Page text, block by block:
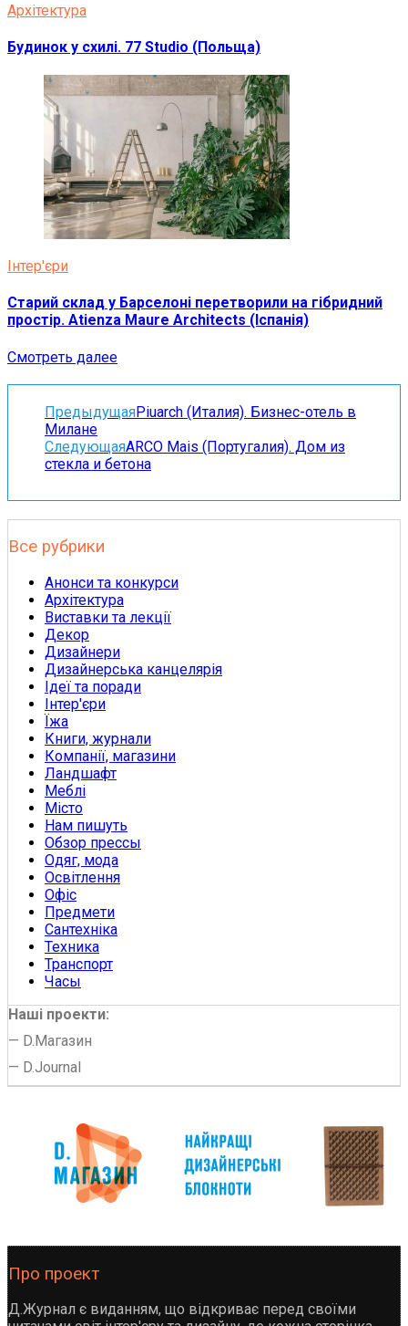
Архітектура
Будинок у схилі. 77 Studio (Польща)
Інтер'єри
Старий склад у Барселоні перетворили на гібридний
простір. Atienza Maure Architects (Іспанія)
Смотреть далее
ПредыдущаяPiuarch (Италия). Бизнес-отель в
Милане
СледующаяARCO Mais (Португалия). Дом из
стекла и бетона
Все рубрики
Анонси та конкурси
Архітектура
Виставки та лекції
Декор
Дизайнери
Дизайнерська канцелярія
Ідеї та поради
Інтер'єри
Їжа
Книги, журнали
Компанії, магазини
Ландшафт
Меблі
Місто
Нам пишуть
Обзор прессы
Одяг, мода
Освітлення
Офіс
Предмети
Сантехніка
Техника
Транспорт
Часы
Наші проекти:
— D.Магазин
— D.Journal
Про проект
Д.Журнал є виданням, що відкриває перед своїми